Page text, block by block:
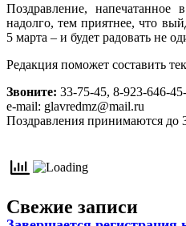
Поздравление, напечатанное
надолго, тем приятнее, что
5 марта – и будет радовать не
Редакция поможет составить
Звоните: 33-75-45, 8-923-646-
e-mail: glavredmz@mail.ru
Поздравления принимаются до
Свежие записи